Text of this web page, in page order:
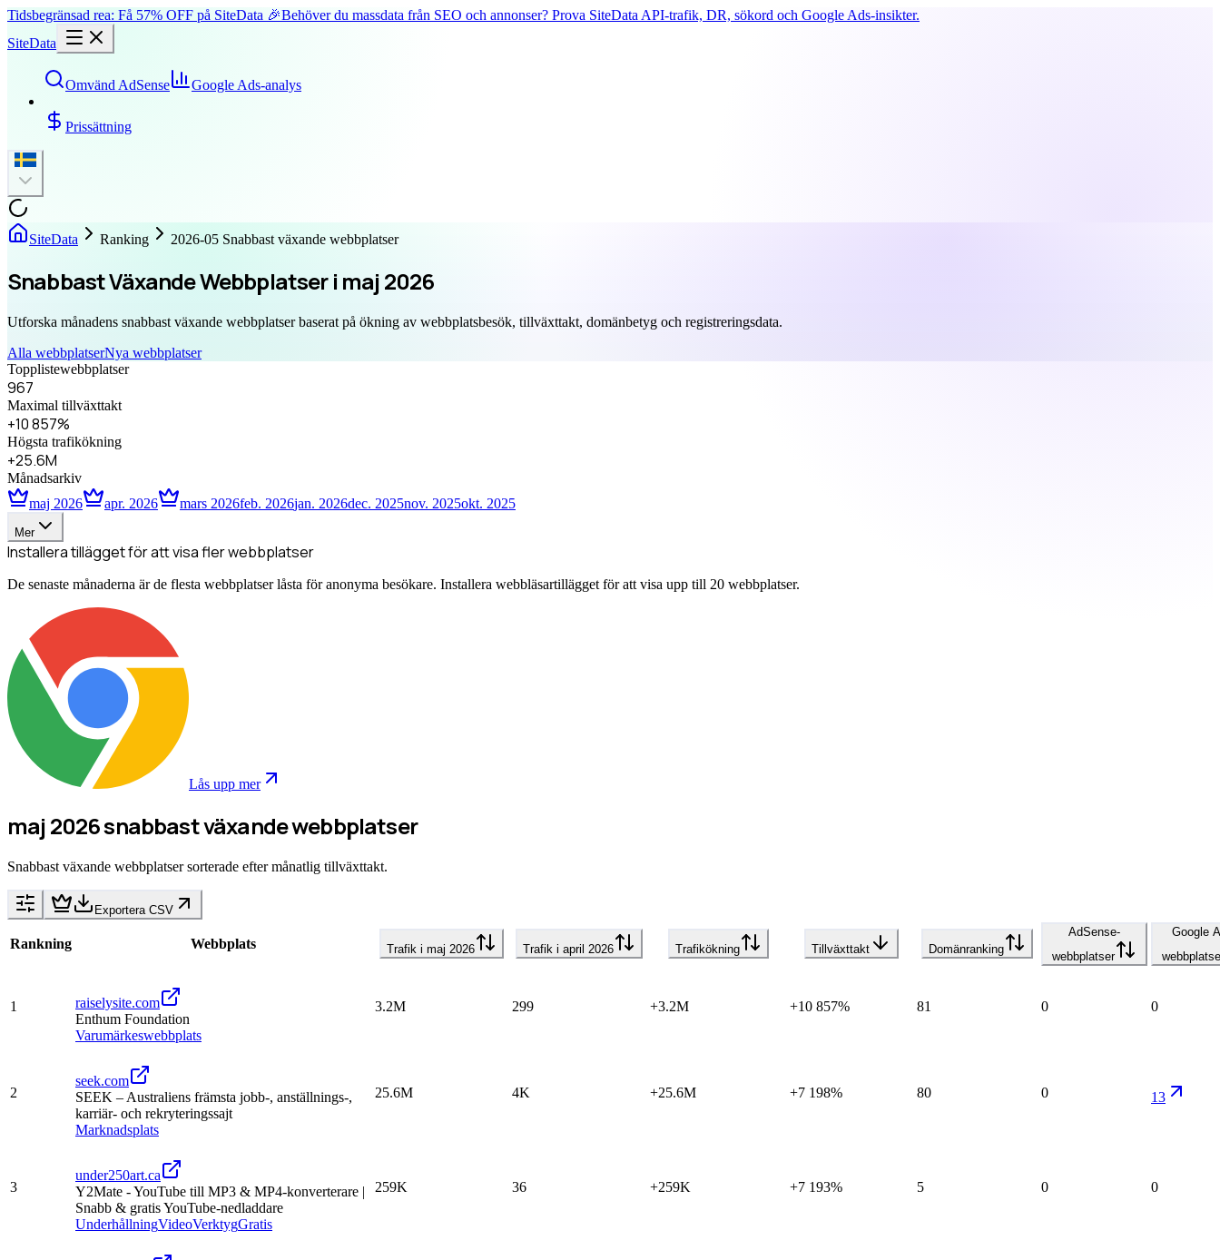
Tidsbegränsad rea: Få 57% OFF på SiteData 🎉Behöver du massdata från SEO och annonser? Prova SiteData API-trafik, DR, sökord och Google Ads-insikter.
SiteData
Omvänd AdSense Google Ads-analys
Prissättning
SiteData Ranking 2026-05 Snabbast växande webbplatser
Snabbast Växande Webbplatser i maj 2026
Utforska månadens snabbast växande webbplatser baserat på ökning av webbplatsbesök, tillväxttakt, domänbetyg och registreringsdata.
Alla webbplatserNya webbplatser
Topplistewebbplatser
967
Maximal tillväxttakt
+10 857%
Högsta trafikökning
+25.6M
Månadsarkiv
maj 2026
apr. 2026 mars 2026feb. 2026jan. 2026dec. 2025nov. 2025okt. 2025
Mer
Installera tillägget för att visa fler webbplatser
De senaste månaderna är de flesta webbplatser låsta för anonyma besökare. Installera webbläsartillägget för att visa upp till 20 webbplatser.
Lås upp mer
maj 2026 snabbast växande webbplatser
Snabbast växande webbplatser sorterade efter månatlig tillväxttakt.
Exportera CSV
Rankning Webbplats Trafik i maj 2026 Trafik i april 2026 Trafikökning Tillväxttakt Domänranking
AdSense-
webbplatser
Google
1
raiselysite.com
Enthum Foundation
Varumärkeswebbplats
3.2M 299 +3.2M +10 857% 81 0 0
2
seek.com
SEEK – Australiens främsta jobb-, anställnings-,
karriär- och rekryteringssajt
Marknadsplats
25.6M 4K +25.6M +7 198% 80 0 13
3
under250art.ca
Y2Mate - YouTube till MP3 & MP4-konverterare |
Snabb & gratis YouTube-nedladdare
UnderhållningVideoVerktygGratis
259K 36 +259K +7 193% 5 0 0